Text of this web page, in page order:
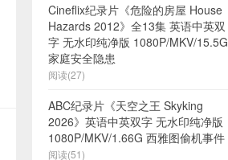
Cineflix纪录片《危险的房屋 House
Hazards 2012》全13集 英语中英双
字 无水印纯净版 1080P/MKV/15.5G
家庭安全隐患
阅读(27)
ABC纪录片《天空之王 Skyking
2026》英语中英双字 无水印纯净版
1080P/MKV/1.66G 西雅图偷机事件
阅读(51)